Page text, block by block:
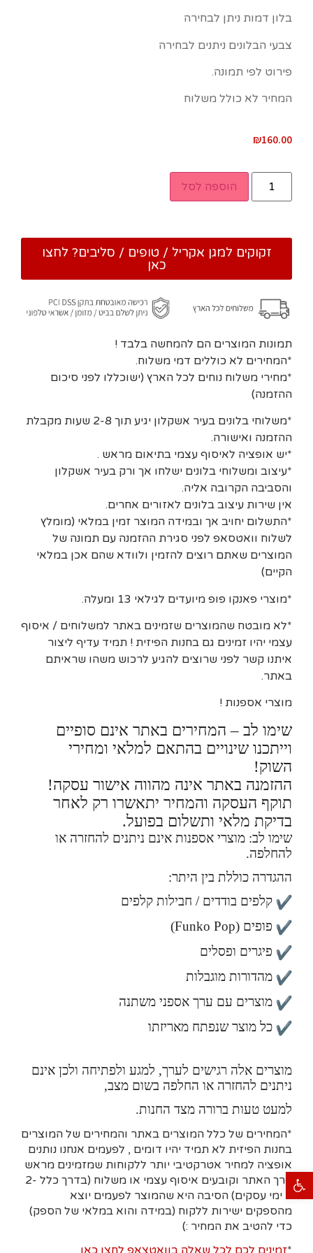
פתח סרגל נגישות
בלון דמות ניתן לבחירה
צבעי הבלונים ניתנים לבחירה
פירוט לפי תמונה.
המחיר לא כולל משלוח
₪160.00
הוספה לסל
זקוקים למגן אקריל / טופים / סליבים? לחצו
כאן
תמונות המוצרים הם להמחשה בלבד !
*המחירים לא כוללים דמי משלוח.
*מחירי משלוח נוחים לכל הארץ (ישוכללו לפני סיכום
ההזמנה)
*משלוחי בלונים בעיר אשקלון יגיע תוך 2-8 שעות מקבלת
ההזמנה ואישורה.
*יש אופציה לאיסוף עצמי בתיאום מראש .
*עיצוב ומשלוחי בלונים ישלחו אך ורק בעיר אשקלון
והסביבה הקרובה אליה.
אין שירות עיצוב בלונים לאזורים אחרים.
*התשלום יחויב אך ובמידה המוצר זמין במלאי (מומלץ
לשלוח וואטסאפ לפני סגירת ההזמנה עם תמונה של
המוצרים שאתם רוצים להזמין ולוודא שהם אכן במלאי
הקיים)
*מוצרי פאנקו פופ מיועדים לגילאי 13 ומעלה.
*לא מובטח שהמוצרים שזמינים באתר למשלוחים / איסוף
עצמי יהיו זמינים גם בחנות הפיזית ! תמיד עדיף ליצור
איתנו קשר לפני שרוצים להגיע לרכוש משהו שראיתם
באתר.
מוצרי אספנות !
שימו לב – המחירים באתר אינם סופיים
וייתכנו שינויים בהתאם למלאי ומחירי
השוק!
ההזמנה באתר אינה מהווה אישור עסקה!
תוקף העסקה והמחיר יתאשרו רק לאחר
בדיקת מלאי ותשלום בפועל.
שימו לב: מוצרי אספנות אינם ניתנים להחזרה או
להחלפה.
ההגדרה כוללת בין היתר:
קלפים בודדים / חבילות קלפים
פופים (Funko Pop)
פיגרים ופסלים
מהדורות מוגבלות
מוצרים עם ערך אספני משתנה
כל מוצר שנפתח מאריזתו
מוצרים אלה רגישים לערך, למגע ולפתיחה ולכן אינם
ניתנים להחזרה או החלפה בשום מצב,
למעט טעות ברורה מצד החנות.
*המחירים של כלל המוצרים באתר והמחירים של המוצרים
בחנות הפיזית לא תמיד יהיו דומים , לפעמים אנחנו נותנים
אופציה למחיר אטרקטיבי יותר ללקוחות שמזמינים מראש
דרך האתר וקובעים איסוף עצמי או משלוח (בדרך כלל 2-
הסיבה היא שהמוצר לפעמים יוצא
מהספקים ישירות ללקוח (במידה והוא במלאי של הספק)
כדי להטיב את המחיר :)
*זמינים לכם לכל שאלה בוואטצאפ לחצו כאן